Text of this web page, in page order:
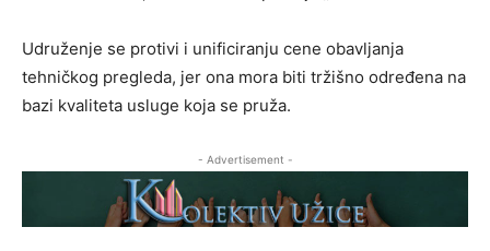
Udruženje se protivi i unificiranju cene obavljanja
tehničkog pregleda, jer ona mora biti tržišno određena na
bazi kvaliteta usluge koja se pruža.
- Advertisement -